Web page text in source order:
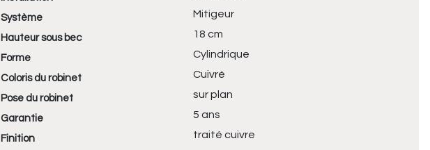
Système Mitigeur
Hauteur sous bec 18 cm
Forme Cylindrique
Coloris du robinet Cuivré
Pose du robinet sur plan
Garantie 5 ans
Finition traité cuivre